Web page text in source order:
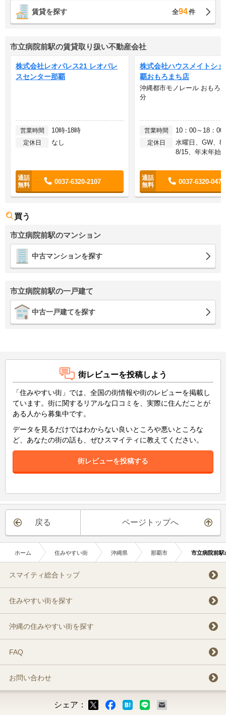
賃貸を探す 全94件
市立病院前駅の賃貸取り扱い不動産会社
株式会社レオパレス21 レオパレ
スセンター那覇
営業時間 10時-18時
定休日 なし
0037-6320-2107
株式会社ハウスメイトシ
覇おもろまち店
沖縄都市モノレール おもろ
分
営業時間 10：00～18：00
定休日
水曜日、GW、
8/15、年末年始
0037-6320-0475
買う
市立病院前駅のマンション
中古マンションを探す
市立病院前駅の一戸建て
中古一戸建てを探す
街レビューを投稿しよう
「住みやすい街」では、全国の街情報や街のレビューを掲載し
ています。街に関するリアルな口コミを、実際に住んだことが
ある人から募集中です。
データを見るだけではわからない良いところや悪いところな
ど、あなたの街の話も、ぜひスマイティに教えてください。
街レビューを投稿する
戻る ページトップへ
ホーム 住みやすい街 沖縄県 那覇市 市立病院前駅
スマイティ総合トップ
住みやすい街を探す
沖縄の住みやすい街を探す
FAQ
お問い合わせ
シェア：